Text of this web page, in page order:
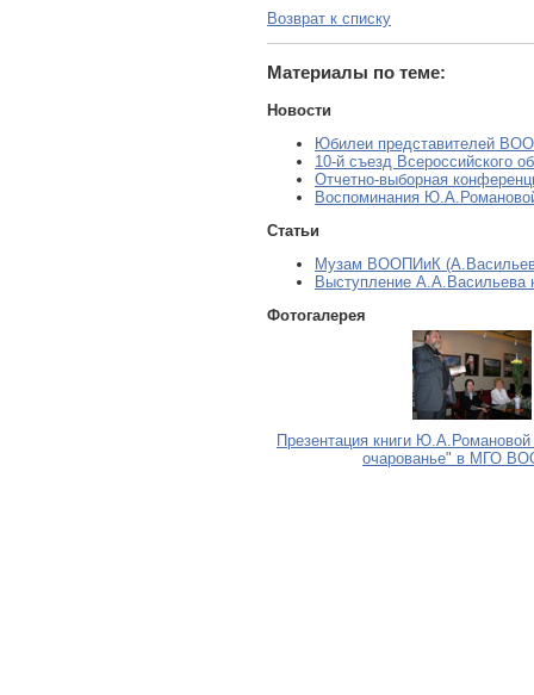
Возврат к списку
Материалы по теме:
Новости
Юбилеи представителей
10-й съезд Всероссийского
Отчетно-выборная
Воспоминания
Статьи
Музам ВООПИиК
Выступление А.А.Васильева
Фотогалерея
Презентация книги
очарованье" в МГО